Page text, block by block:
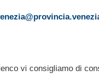
vi consigliamo di